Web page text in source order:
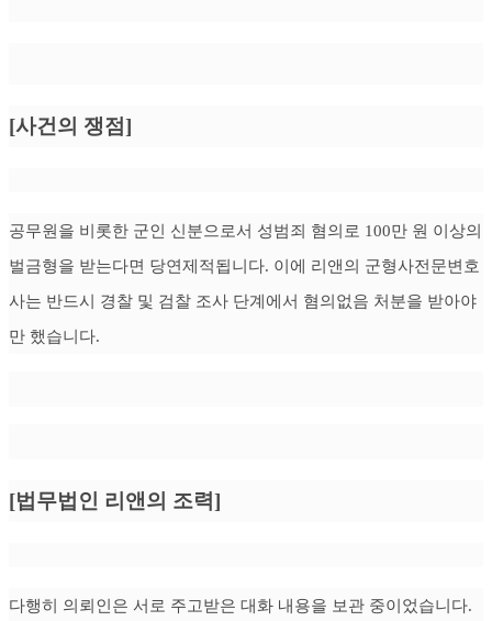
[사건의 쟁점]
공무원을 비롯한 군인 신분으로서 성범죄 혐의로 100만 원 이상의
벌금형을 받는다면 당연제적됩니다. 이에 리앤의 군형사전문변호
사는 반드시 경찰 및 검찰 조사 단계에서 혐의없음 처분을 받아야
만 했습니다.
[법무법인 리앤의 조력]
다행히 의뢰인은 서로 주고받은 대화 내용을 보관 중이었습니다.